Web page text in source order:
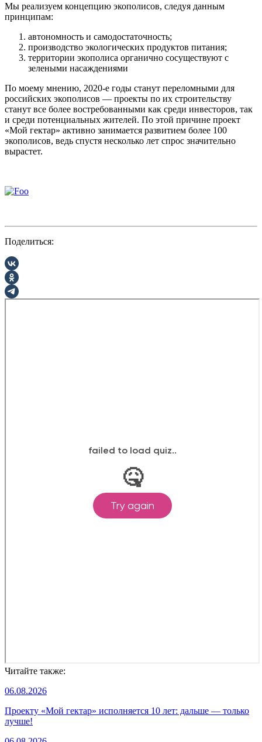
Мы реализуем концепцию экополисов, следуя данным
принципам:
автономность и самодостаточность;
производство экологических продуктов питания;
территории экополиса органично сосуществуют с
зелеными насаждениями
По моему мнению, 2020-е годы станут переломными для
российских экополисов — проекты по их строительству
станут все более востребованными как среди инвесторов, так
и среди потенциальных жителей. По этой причине проект
«Мой гектар» активно занимается развитием более 100
экополисов, ведь спустя несколько лет спрос значительно
вырастет.
Поделиться:
Читайте также:
06.08.2026
Проекту «Мой гектар» исполняется 10 лет: дальше — только
лучше!